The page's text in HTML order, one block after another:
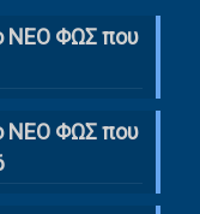
NΕΟ ΦΩΣ που
ΝΕΟ ΦΩΣ που